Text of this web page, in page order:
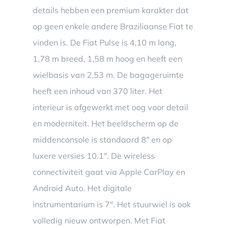
details hebben een premium karakter dat
op geen enkele andere Braziliaanse Fiat te
vinden is. De Fiat Pulse is 4,10 m lang,
1,78 m breed, 1,58 m hoog en heeft een
wielbasis van 2,53 m. De bagageruimte
heeft een inhoud van 370 liter. Het
interieur is afgewerkt met oog voor detail
en moderniteit. Het beeldscherm op de
middenconsole is standaard 8″ en op
luxere versies 10.1″. De wireless
connectiviteit gaat via Apple CarPlay en
Android Auto. Het digitale
instrumentarium is 7″. Het stuurwiel is ook
volledig nieuw ontworpen. Met Fiat